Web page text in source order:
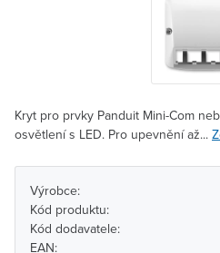
Kryt pro prvky Panduit Mini-Com
osvětlení s LED. Pro upevnění až...
Výrobce:
Kód produktu:
Kód dodavatele:
EAN: